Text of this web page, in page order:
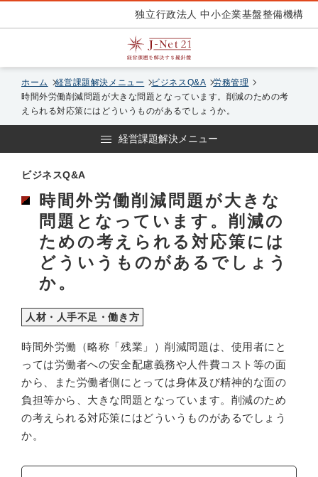
独立行政法人 中小企業基盤整備機構
ホーム 経営課題解決メニュー ビジネスQ&A
労務管理
時間外労働削減問題が大きな問題となっています。削減のための考
えられる対応策にはどういうものがあるでしょうか。
経営課題解決メニュー
ビジネスQ&A
時間外労働削減問題が大きな
問題となっています。削減の
ための考えられる対応策には
どういうものがあるでしょう
か。
人材・人手不足・働き方
時間外労働（略称「残業」）削減問題は、使用者にと
っては労働者への安全配慮義務や人件費コスト等の面
から、また労働者側にとっては身体及び精神的な面の
負担等から、大きな問題となっています。削減のため
の考えられる対応策にはどういうものがあるでしょう
か。